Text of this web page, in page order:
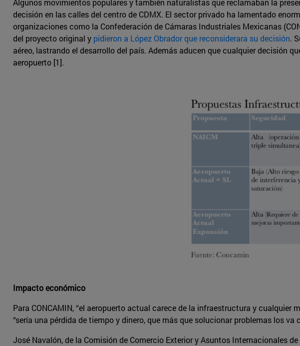
Algunos movimientos populares y también naturalistas que reclamaban la
decisión en las calles del centro de CDMX. El sector privado ha lamentado
organizaciones como la Confederación de Cámaras Industriales Mexicanas
del proyecto original y pidieron a López Obrador que reconsiderara su decisión.
aéreo, lastrando el desarrollo del país. Además aducen que cualquier decisión
aeropuerto [1].
Impacto económico
Para CONCAMIN, “el aeropuerto actual carece de la infraestructura y
“sería una pérdida de tiempo y dinero, que más que solucionar problemas los
José Navalón, de la Comisión de Comercio Exterior y Asuntos Internacionales